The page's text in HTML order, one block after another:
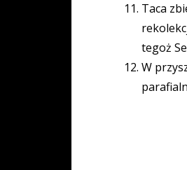
Taca
tegoż
W